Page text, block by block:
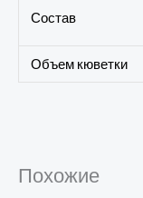
Состав
Объем кюветки
Похожие